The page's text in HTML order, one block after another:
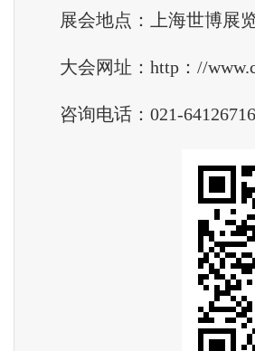
展会地点：上海世博展览
大会网址：http：//
咨询电话：021-64126716